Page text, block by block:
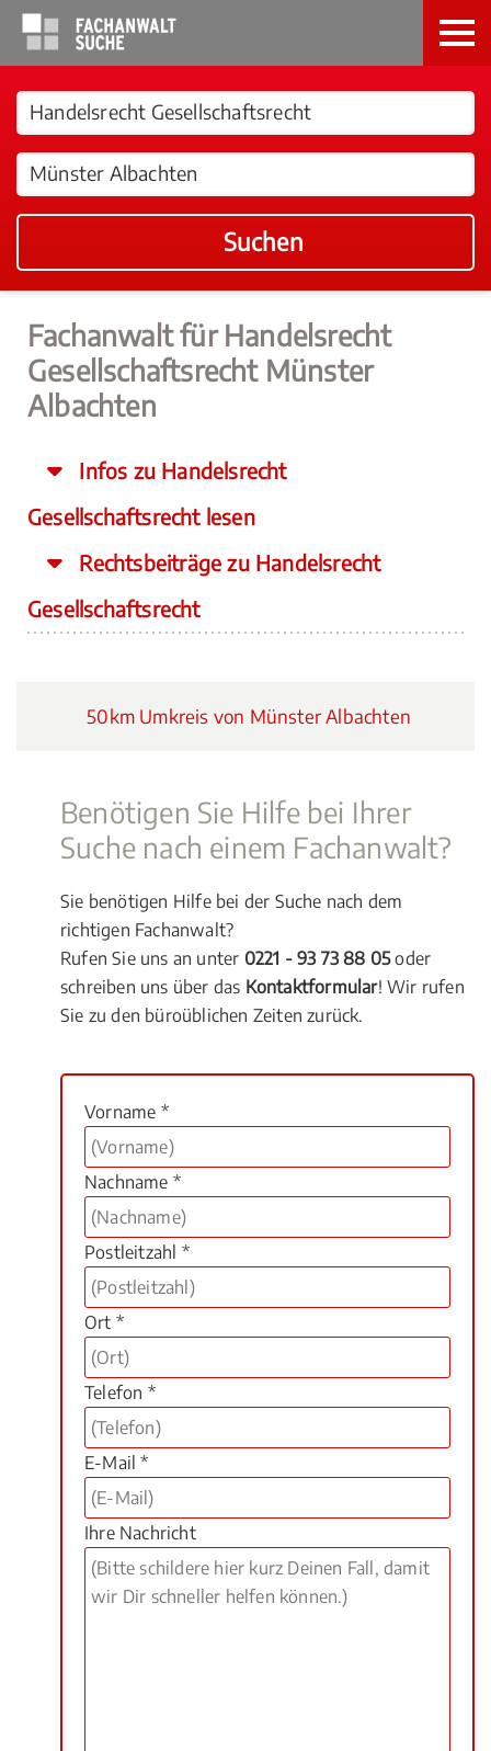
Suchen
Fachanwalt für Handelsrecht
Gesellschaftsrecht Münster
Albachten
Infos zu Handelsrecht
Gesellschaftsrecht lesen
Rechtsbeiträge zu Handelsrecht
Gesellschaftsrecht
50km Umkreis von Münster Albachten
Benötigen Sie Hilfe bei Ihrer
Suche nach einem Fachanwalt?
Sie benötigen Hilfe bei der Suche nach dem
richtigen Fachanwalt?
Rufen Sie uns an unter 0221 - 93 73 88 05oder
schreiben uns über das Kontaktformular! Wir rufen
Sie zu den büroüblichen Zeiten zurück.
Vorname *
Nachname *
Postleitzahl *
Ort *
Telefon *
E-Mail *
Ihre Nachricht